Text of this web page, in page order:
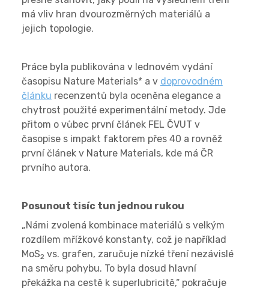
má vliv hran dvourozměrných materiálů a
jejich topologie.
Práce byla publikována v lednovém vydání
časopisu Nature Materials* a v doprovodném
článku recenzentů byla oceněna elegance a
chytrost použité experimentální metody. Jde
přitom o vůbec první článek FEL ČVUT v
časopise s impakt faktorem přes 40 a rovněž
první článek v Nature Materials, kde má ČR
prvního autora.
Posunout tisíc tun jednou rukou
„Námi zvolená kombinace materiálů s velkým
rozdílem mřížkové konstanty, což je například
MoS2 vs. grafen, zaručuje nízké tření nezávislé
na směru pohybu. To byla dosud hlavní
překážka na cestě k superlubricitě,“ pokračuje